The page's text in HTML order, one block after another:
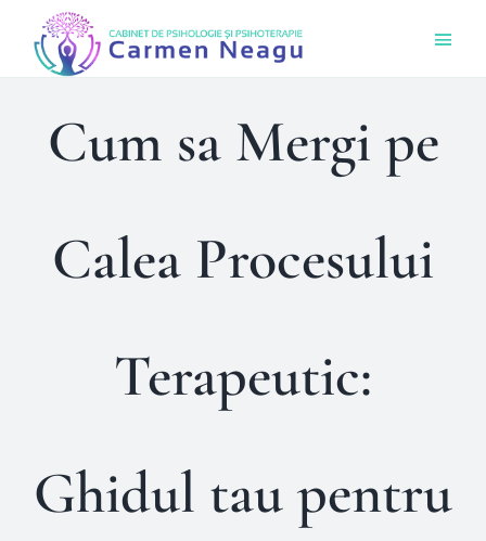
Cum sa Mergi pe
Calea Procesului
Terapeutic:
Ghidul tau pentru